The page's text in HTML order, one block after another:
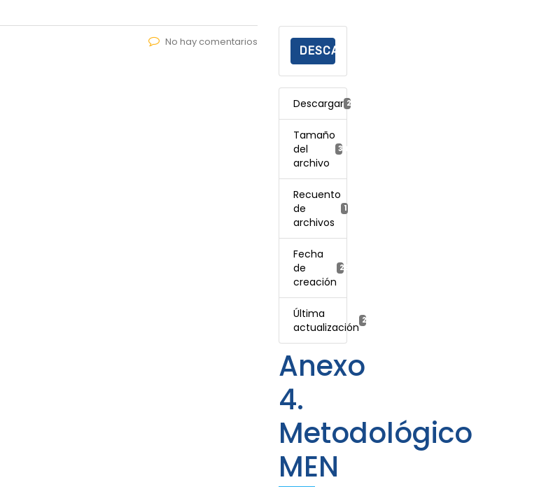
No hay comentarios
DESCARGAR
Descargar 25
Tamaño
del
archivo
344.69 KB
Recuento
de
archivos
1
Fecha
de
creación
23 abril, 2025
Última
actualización
23 abril, 2025
Anexo
4.
Metodológico
MEN